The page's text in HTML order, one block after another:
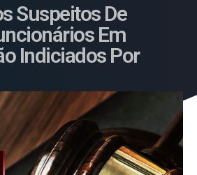
Suspeitos De
Em
Indiciados Por